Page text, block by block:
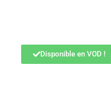
Disponible en VOD !